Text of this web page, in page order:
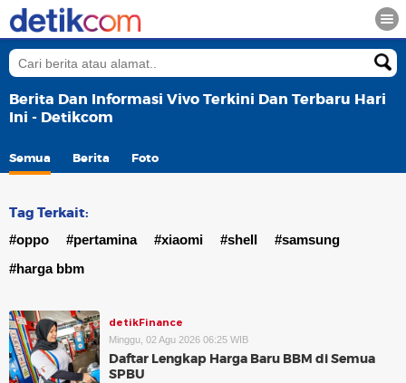
Berita Dan Informasi Vivo Terkini Dan Terbaru Hari
Ini - Detikcom
Semua Berita Foto
Tag Terkait:
#oppo #pertamina #xiaomi #shell
#samsung
#harga bbm
detikFinance
Minggu, 02 Agu 2026 06:25 WIB
Daftar Lengkap Harga Baru BBM di Semua
SPBU